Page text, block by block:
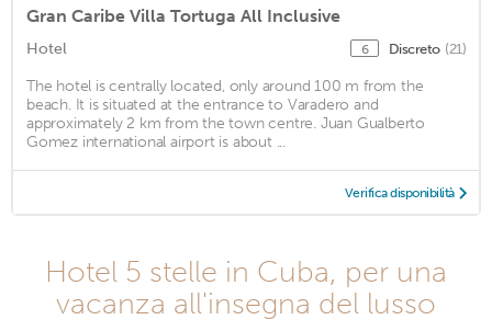
Gran Caribe Villa Tortuga All Inclusive
Hotel 6 Discreto (21)
The hotel is centrally located, only around 100 m from the
beach. It is situated at the entrance to Varadero and
approximately 2 km from the town centre. Juan Gualberto
Gomez international airport is about ...
Verifica disponibilità
Hotel 5 stelle in Cuba, per una
vacanza all'insegna del lusso